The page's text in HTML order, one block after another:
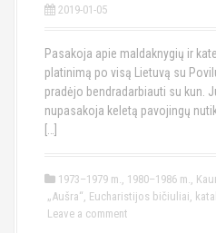
2019-01-05
Pasakoja apie maldaknygių ir
platinimą po visą Lietuvą su
pradėjo bendradarbiauti su kun.
nupasakoja keletą pavojingų
1973–1979 m., 1980–1986 m.,
„Aušra“, Eucharistijos bičiuliai,
Leave a comment